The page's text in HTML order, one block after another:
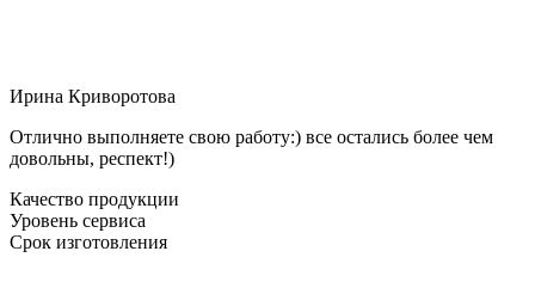
Ирина Криворотова
Отлично выполняете свою работу:) все остались более чем
довольны, респект!)
Качество продукции
Уровень сервиса
Срок изготовления